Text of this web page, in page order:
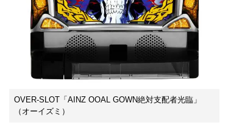
OVER-SLOT「AINZ OOAL GOWN絶対支配者光臨」
（オーイズミ）